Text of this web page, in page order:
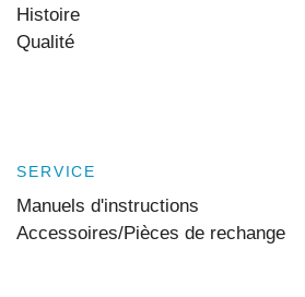
Histoire
Qualité
SERVICE
Manuels d'instructions
Accessoires/Pièces de rechange